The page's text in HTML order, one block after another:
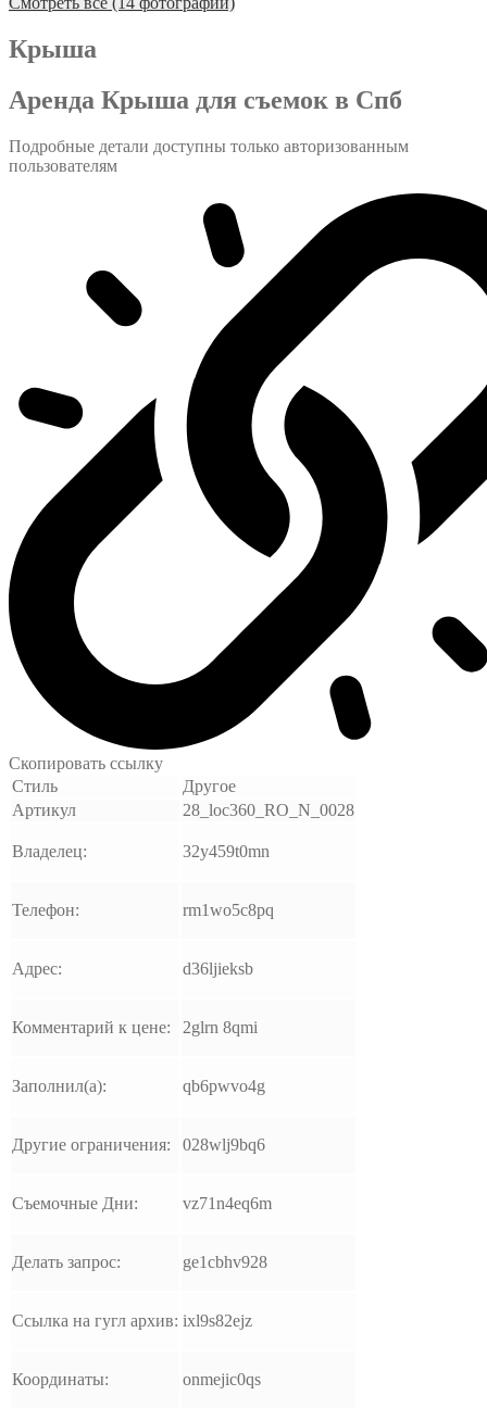
Крыша
Аренда Крыша для съемок в Спб
Подробные детали доступны только авторизованным
пользователям
Скопировать ссылку
Стиль
Другое
Артикул
28_loc360_RO_N_0028
Владелец: 32y459t0mn
Телефон: rm1wo5c8pq
Адрес: d36ljieksb
Комментарий к цене: 2glrn 8qmi
Заполнил(а): qb6pwvo4g
Другие ограничения: 028wlj9bq6
Съемочные Дни: vz71n4eq6m
Делать запрос: ge1cbhv928
Ссылка на гугл архив: ixl9s82ejz
Координаты: onmejic0qs